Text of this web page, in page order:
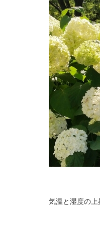
気温と湿度の上